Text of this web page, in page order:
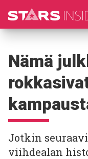
Nämä
Jotkin
viihdealan